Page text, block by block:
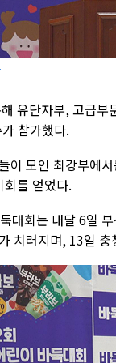
유단자부, 고급
참가했다.
이 모인 최강부에
를 얻었다.
대회는 내달 6일
치러지며, 13일